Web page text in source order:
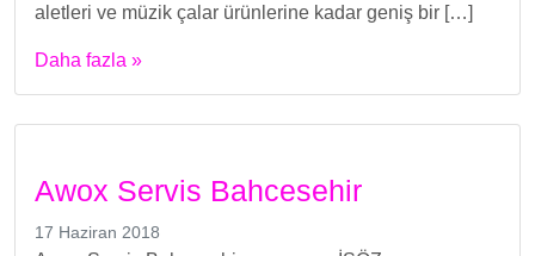
aletleri ve müzik çalar ürünlerine kadar geniş bir […]
Daha fazla »
Awox Servis Bahcesehir
17 Haziran 2018